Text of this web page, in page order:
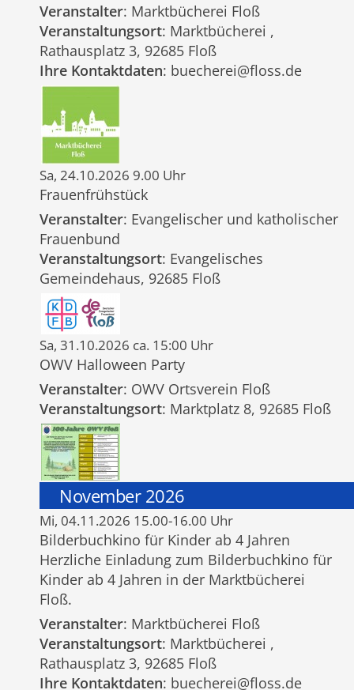
Veranstalter: Marktbücherei Floß
Veranstaltungsort: Marktbücherei ,
Rathausplatz 3, 92685 Floß
Ihre Kontaktdaten: buecherei@floss.de
Sa, 24.10.2026 9.00 Uhr
Frauenfrühstück
Veranstalter: Evangelischer und katholischer
Frauenbund
Veranstaltungsort: Evangelisches
Gemeindehaus, 92685 Floß
Sa, 31.10.2026 ca. 15:00 Uhr
OWV Halloween Party
Veranstalter: OWV Ortsverein Floß
Veranstaltungsort: Marktplatz 8, 92685 Floß
November 2026
Mi, 04.11.2026 15.00-16.00 Uhr
Bilderbuchkino für Kinder ab 4 Jahren
Herzliche Einladung zum Bilderbuchkino für
Kinder ab 4 Jahren in der Marktbücherei
Floß.
Veranstalter: Marktbücherei Floß
Veranstaltungsort: Marktbücherei ,
Rathausplatz 3, 92685 Floß
Ihre Kontaktdaten: buecherei@floss.de